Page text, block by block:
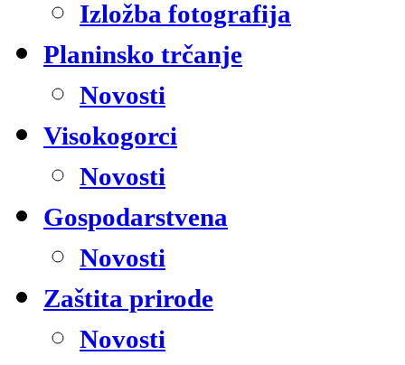
Izložba fotografija
Planinsko trčanje
Novosti
Visokogorci
Novosti
Gospodarstvena
Novosti
Zaštita prirode
Novosti